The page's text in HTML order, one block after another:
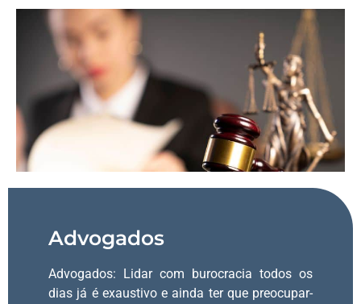
Advogados
Advogados: Lidar com burocracia todos os
dias já é exaustivo e ainda ter que preocupar-